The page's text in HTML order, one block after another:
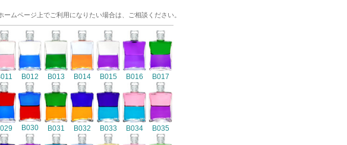
ムページ上でご利用になりたい場合は、ご相談ください。
B012 B013 B014 B015 B016 B017
B030 B031 B032 B033 B034 B035